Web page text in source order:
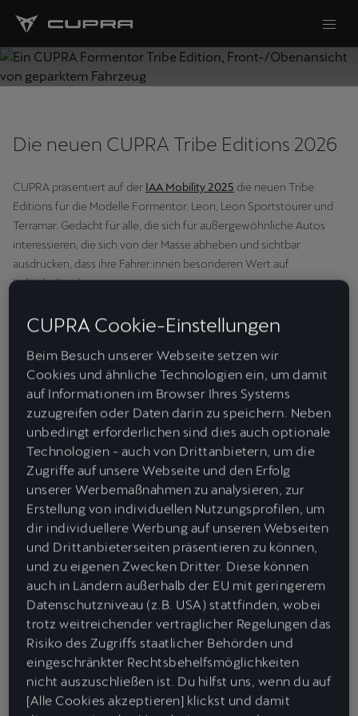
Die neuen CUPRA Tribe Editions 2026
CUPRA präsentiert auf der IAA Mobility 2025 die neuen Tribe
Editions für die Modelle Formentor, Leon, Leon Sportstourer und
Terramar. Gedacht für alle, die sich für außergewöhnliche Autos
interessieren, die sich von der Masse abheben und sichtbar
ausdrücken, dass ihre Fahrer:innen besonderen Wert auf
Individualität legen.
Ein Schwerpunkt der neuen Sondermodelle entsteht durch das
starke Engagement der Marke immer mehr neue nachhaltige
Technologien in die Ausstattung ihrer Fahrzeuge einzubinden.
Damit richten sich die Tribe Editions an eine neue Generation von
Kund:innen, die nicht nur von einem auffälligen, differenzierten
Design angezogen werden, sondern auch zeitgemäße,
zukunftsorientierte Nachhaltigkeit fordern. Die neue Modellreihe
erfüllt beide Ansprüche mit einer Reihe wichtiger Updates für das
Exterieur und Interieur der Fahrzeuge.
, ist nun für alle Tribe
Edition-Modelle erhältlich. Ergänzt wird sie durch weitere exklusive
Century Bronze Matt
Magnetic Tech Matt
Formentor) sowie
in Dunkelchrom
veredelt, wodurch Tiefe und ein Premium-Gefühl vermittelt
Die neuen Leichtmetallfelgen wenden die Idee der Nachhaltigkeit
an, indem sie aus recyceltem Material bestehen, um einen Beitrag
zur Kreislaufwirtschaft zu leisten. Die sportlichen Felgen sind in
CUPRA Cookie-Einstellungen
Beim Besuch unserer Webseite setzen wir
Cookies und ähnliche Technologien ein, um damit
auf Informationen im Browser Ihres Systems
zuzugreifen oder Daten darin zu speichern. Neben
unbedingt erforderlichen sind dies auch optionale
Technologien - auch von Drittanbietern, um die
Zugriffe auf unsere Webseite und den Erfolg
unserer Werbemaßnahmen zu analysieren, zur
Erstellung von individuellen Nutzungsprofilen, um
dir individuellere Werbung auf unseren Webseiten
und Drittanbieterseiten präsentieren zu können,
und zu eigenen Zwecken Dritter. Diese können
auch in Ländern außerhalb der EU mit geringerem
Datenschutzniveau (z.B. USA) stattfinden, wobei
trotz weitreichender vertraglicher Regelungen das
Risiko des Zugriffs staatlicher Behörden und
eingeschränkter Rechtsbehelfsmöglichkeiten
nicht auszuschließen ist. Du hilfst uns, wenn du auf
[Alle Cookies akzeptieren] klickst und damit